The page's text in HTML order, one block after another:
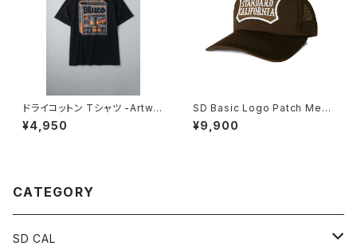
ドライコットン Tシャツ -Artwor
k by JACK-O’ ART WORKS
-
¥4,950
SD Basic Logo Patch Mesh
Cap
¥9,900
CATEGORY
SD CAL